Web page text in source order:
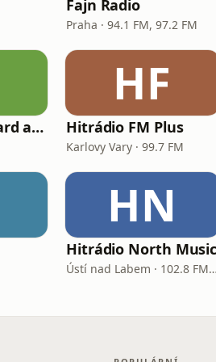
Fajn Radio
Praha · 94.1 FM, 97.2 FM
Rock rádio – Hard and Heavy
HF
Hitrádio FM Plus
Karlovy Vary · 99.7 FM
HN
Hitrádio North Music
Ústí nad Labem · 102.8 FM, 106.2 FM